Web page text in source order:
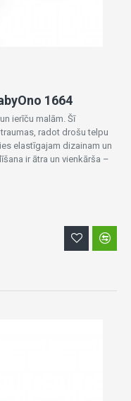
1664
ierīču malām. Šī
radot drošu telpu
elastīgajam dizainam un
ir ātra un vienkārša –